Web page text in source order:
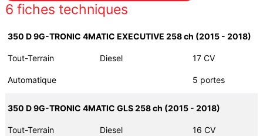
6 fiches techniques
350 D 9G-TRONIC 4MATIC EXECUTIVE 258 ch (2015 - 2018)
Tout-Terrain Diesel 17 CV
Automatique 5 portes
350 D 9G-TRONIC 4MATIC GLS 258 ch (2015 - 2018)
Tout-Terrain Diesel 16 CV